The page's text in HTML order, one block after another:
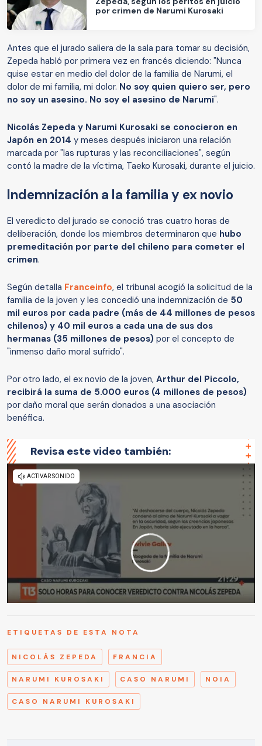
por crimen de Narumi Kurosaki
Antes que el jurado saliera de la sala para tomar su decisión,
Zepeda habló por primera vez en francés diciendo: "Nunca
quise estar en medio del dolor de la familia de Narumi, el
dolor de mi familia, mi dolor. No soy quien quiero ser, pero
no soy un asesino. No soy el asesino de Narumi".
Nicolás Zepeda y Narumi Kurosaki se conocieron en
Japón en 2014 y meses después iniciaron una relación
marcada por "las rupturas y las reconciliaciones", según
contó la madre de la víctima, Taeko Kurosaki, durante el juicio.
Indemnización a la familia y ex novio
El veredicto del jurado se conoció tras cuatro horas de
deliberación, donde los miembros determinaron que hubo
premeditación por parte del chileno para cometer el
crimen.
Según detalla Franceinfo, el tribunal acogió la solicitud de la
familia de la joven y les concedió una indemnización de 50
mil euros por cada padre (más de 44 millones de pesos
chilenos) y 40 mil euros a cada una de sus dos
hermanas (35 millones de pesos) por el concepto de
"inmenso daño moral sufrido".
Por otro lado, el ex novio de la joven, Arthur del Piccolo,
recibirá la suma de 5.000 euros (4 millones de pesos)
por daño moral que serán donados a una asociación
benéfica.
Revisa este video también:
ETIQUETAS DE ESTA NOTA
NICOLÁS ZEPEDA FRANCIA
NARUMI KUROSAKI CASO NARUMI NOIA
CASO NARUMI KUROSAKI